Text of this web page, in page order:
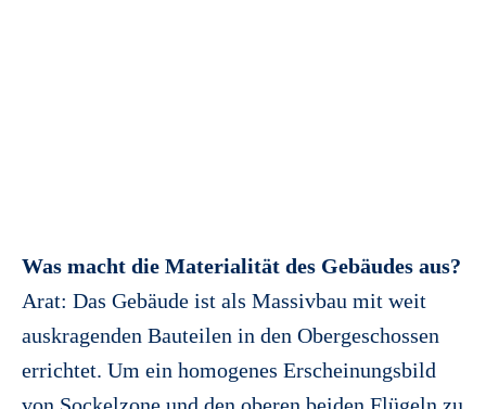
Was macht die Materialität des Gebäudes aus?
Arat: Das Gebäude ist als Massivbau mit weit
auskragenden Bauteilen in den Obergeschossen
errichtet. Um ein homogenes Erscheinungsbild
von Sockelzone und den oberen beiden Flügeln zu